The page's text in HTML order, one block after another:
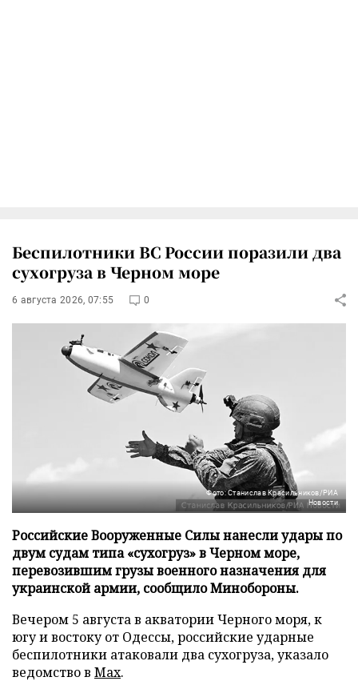
Беспилотники ВС России поразили два
сухогруза в Черном море
6 августа 2026, 07:55 0
Фото: Станислав Красильников/РИА
Новости
Российские Вооруженные Силы нанесли удары по
двум судам типа «сухогруз» в Черном море,
перевозившим грузы военного назначения для
украинской армии, сообщило Минобороны.
Вечером 5 августа в акватории Черного моря, к
югу и востоку от Одессы, российские ударные
беспилотники атаковали два сухогруза, указало
ведомство в Max.